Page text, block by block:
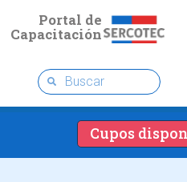
Portal de
Capacitación
Cupos